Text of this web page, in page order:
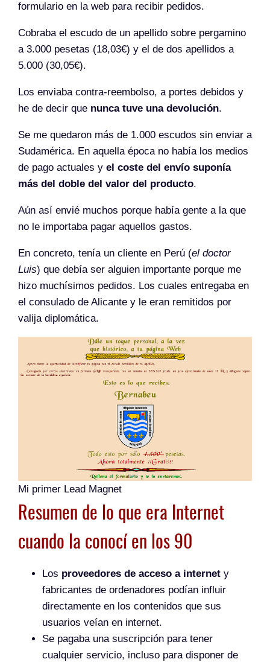
formulario en la web para recibir pedidos.
Cobraba el escudo de un apellido sobre pergamino
a 3.000 pesetas (18,03€) y el de dos apellidos a
5.000 (30,05€).
Los enviaba contra-reembolso, a portes debidos y
he de decir que nunca tuve una devolución.
Se me quedaron más de 1.000 escudos sin enviar a
Sudamérica. En aquella época no había los medios
de pago actuales y el coste del envío suponía
más del doble del valor del producto.
Aún así envié muchos porque había gente a la que
no le importaba pagar aquellos gastos.
En concreto, tenía un cliente en Perú (el doctor
Luis) que debía ser alguien importante porque me
hizo muchísimos pedidos. Los cuales entregaba en
el consulado de Alicante y le eran remitidos por
valija diplomática.
Mi primer Lead Magnet
Resumen de lo que era Internet
cuando la conocí en los 90
Los proveedores de acceso a internet y
fabricantes de ordenadores podían influir
directamente en los contenidos que sus
usuarios veían en internet.
Se pagaba una suscripción para tener
cualquier servicio, incluso para disponer de